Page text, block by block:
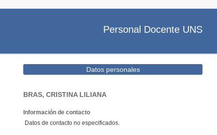
Personal Docente UNS
Datos personales
BRAS, CRISTINA LILIANA
Información de contacto
Datos de contacto no especificados.